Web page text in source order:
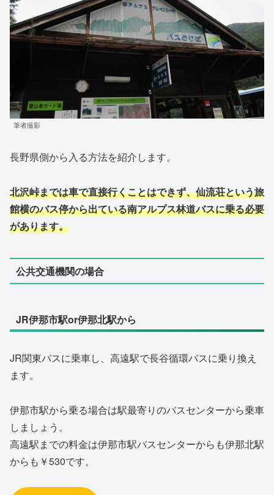
筆者撮影
長野県側から入る方法を紹介します。
北沢峠までは車で直接行くことはできず、仙流荘という旅
館横のバス停から出ている南アルプス林道バスに乗る必要
があります。
公共交通機関の場合
JR伊那市駅or伊那北駅から
JR関東バスに乗車し、高遠駅で長谷循環バスに乗り換え
ます。
伊那市駅から乗る場合は駅最寄りのバスセンターから乗車
しましょう。
高遠駅までの料金は伊那市駅バスセンターからも伊那北駅
からも￥530です。